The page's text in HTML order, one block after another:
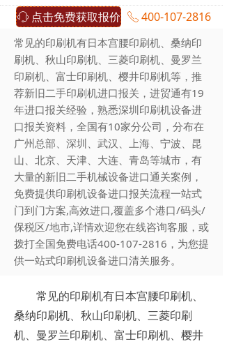
常见的印刷机有日本宫腰印刷机、桑纳印
刷机、秋山印刷机、三菱印刷机、曼罗兰
印刷机、富士印刷机、樱井印刷机等，推
荐新旧二手印刷机进口报关，进贸通有19
年进口报关经验，熟悉深圳印刷机设备进
口报关资料，全国有10家分公司，分布在
广州总部、深圳、武汉、上海、宁波、昆
山、北京、天津、大连、青岛等城市，有
大量的新旧二手机械设备进口通关案例，
免费提供印刷机设备进口报关流程一站式
门到门方案,高效进口,覆盖多个港口/码头/
保税区/地市,详情欢迎您在线咨询客服，或
拨打全国免费电话400-107-2816，为您提
供一站式印刷机设备进口清关服务。
常见的印刷机有日本宫腰印刷机、
桑纳印刷机、秋山印刷机、三菱印刷
机、曼罗兰印刷机、富士印刷机、樱井
ꁱ 点击免费获取报价 ꂅ 400-107-2816